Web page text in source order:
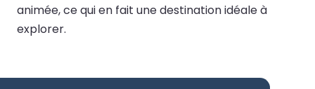
animée, ce qui en fait une destination idéale à
explorer.